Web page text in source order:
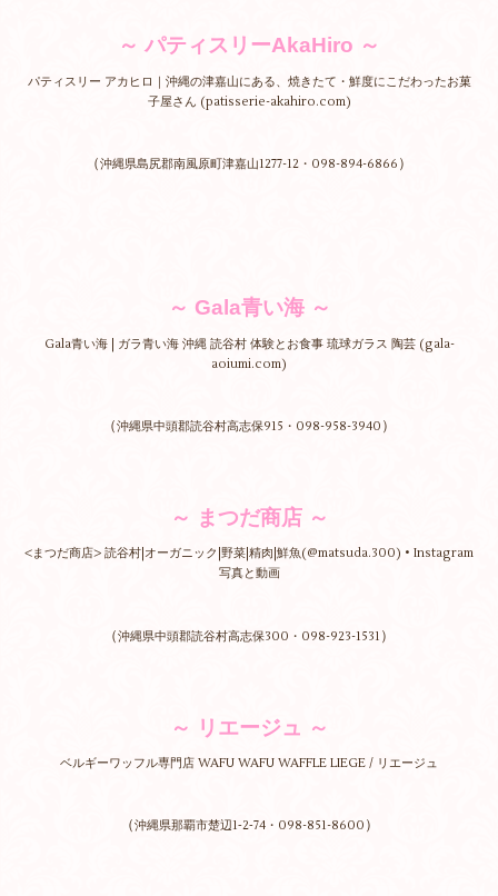
～ パティスリーAkaHiro ～
パティスリー アカヒロ｜沖縄の津嘉山にある、焼きたて・鮮度にこだわったお菓
子屋さん (patisserie-akahiro.com)
（沖縄県島尻郡南風原町津嘉山1277-12・098-894-6866 ）
～ Gala青い海 ～
Gala青い海 | ガラ青い海 沖縄 読谷村 体験とお食事 琉球ガラス 陶芸 (gala-
aoiumi.com)
（沖縄県中頭郡読谷村高志保915・098-958-3940 ）
～ まつだ商店 ～
<まつだ商店> 読谷村|オーガニック|野菜|精肉|鮮魚(@matsuda.300) • Instagram
写真と動画
（沖縄県中頭郡読谷村高志保300・098-923-1531 ）
～ リエージュ ～
ベルギーワッフル専門店 WAFU WAFU WAFFLE LIEGE / リエージュ
（沖縄県那覇市楚辺1‐2‐74・098-851-8600 ）